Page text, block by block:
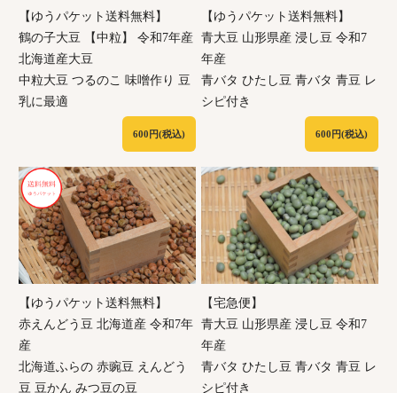
【ゆうパケット送料無料】
鶴の子大豆 【中粒】 令和7年産
北海道産大豆
中粒大豆 つるのこ 味噌作り 豆
乳に最適
600円(税込)
【ゆうパケット送料無料】
青大豆 山形県産 浸し豆 令和7
年産
青バタ ひたし豆 青バタ 青豆 レ
シピ付き
600円(税込)
【ゆうパケット送料無料】
赤えんどう豆 北海道産 令和7年
産
北海道ふらの 赤豌豆 えんどう
豆 豆かん みつ豆の豆
【宅急便】
青大豆 山形県産 浸し豆 令和7
年産
青バタ ひたし豆 青バタ 青豆 レ
シピ付き